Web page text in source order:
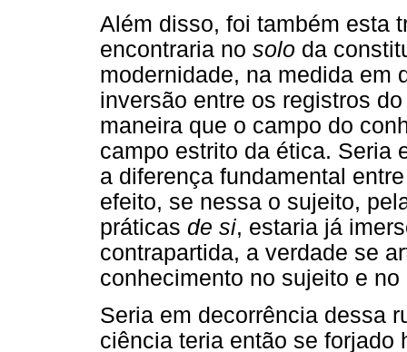
Além disso, foi também esta
encontraria no solo da
modernidade, na medida em
inversão entre os registros
maneira que o campo do
campo estrito da ética. Seria
a diferença fundamental
efeito, se nessa o sujeito,
práticas de si, estaria já
contrapartida, a verdade se
conhecimento no sujeito e
Seria em decorrência dessa
ciência teria então se forjado